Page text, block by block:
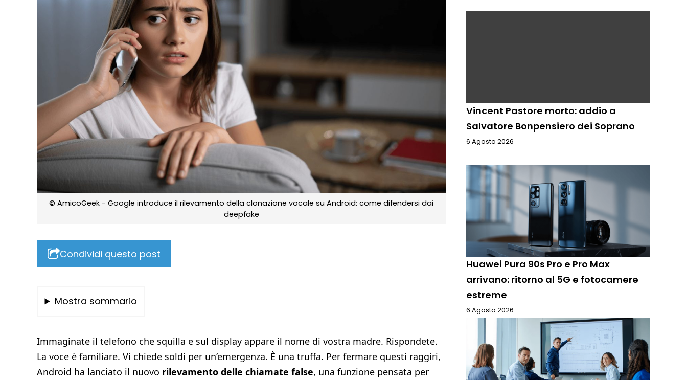
© AmicoGeek - Google introduce il rilevamento della clonazione vocale su Android: come difendersi dai
deepfake
Condividi questo post
Mostra sommario
Immaginate il telefono che squilla e sul display appare il nome di vostra madre. Rispondete.
La voce è familiare. Vi chiede soldi per un’emergenza. È una truffa. Per fermare questi raggiri,
Android ha lanciato il nuovo rilevamento delle chiamate false, una funzione pensata per
Vincent Pastore morto: addio a
Salvatore Bonpensiero dei Soprano
6 Agosto 2026
Huawei Pura 90s Pro e Pro Max
arrivano: ritorno al 5G e fotocamere
estreme
6 Agosto 2026